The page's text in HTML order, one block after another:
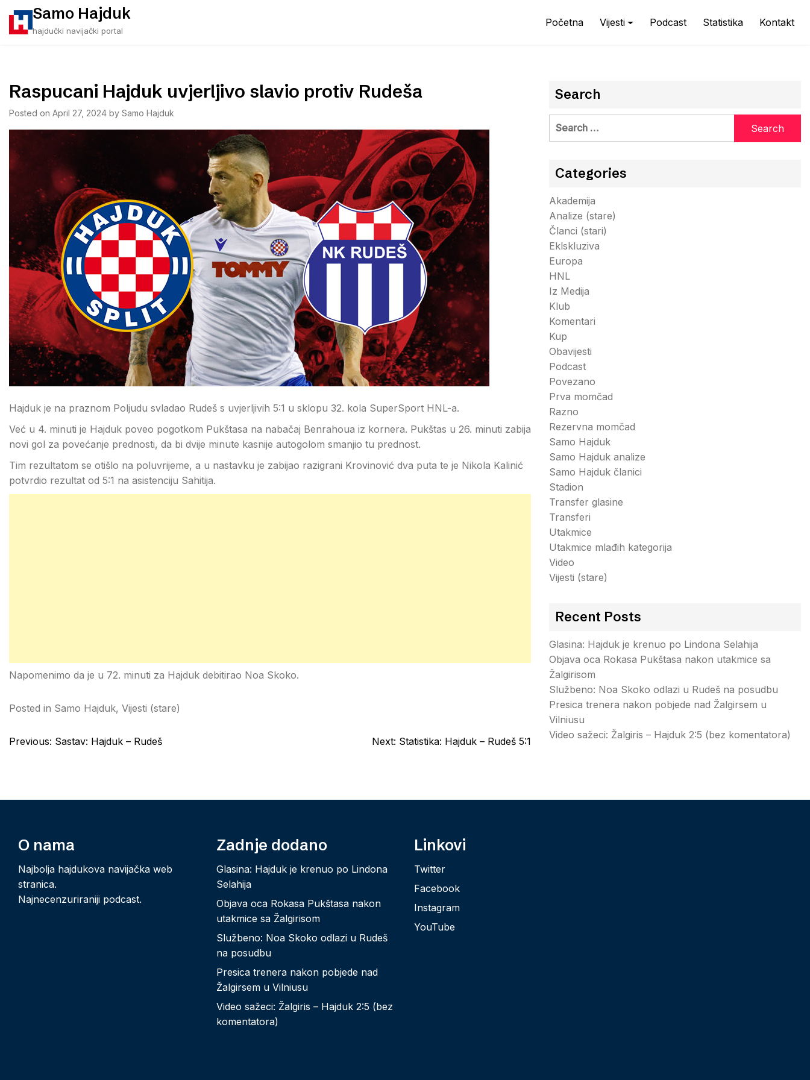
content
Samo Hajduk
hajdučki navijački portal
Početna Vijesti Podcast Statistika Kontakt
Raspucani Hajduk uvjerljivo slavio protiv Rudeša
Posted on April 27, 2024 by Samo Hajduk
Hajduk je na praznom Poljudu svladao Rudeš s uvjerljivih 5:1 u sklopu 32. kola SuperSport HNL-a.
Već u 4. minuti je Hajduk poveo pogotkom Pukštasa na nabačaj Benrahoua iz kornera. Pukštas u 26. minuti zabija
novi gol za povećanje prednosti, da bi dvije minute kasnije autogolom smanjio tu prednost.
Tim rezultatom se otišlo na poluvrijeme, a u nastavku je zabijao razigrani Krovinović dva puta te je Nikola Kalinić
potvrdio rezultat od 5:1 na asistenciju Sahitija.
Napomenimo da je u 72. minuti za Hajduk debitirao Noa Skoko.
Posted in Samo Hajduk, Vijesti (stare)
Post
Previous: Sastav: Hajduk – Rudeš Next: Statistika: Hajduk – Rudeš 5:1
Search
Search
Categories
Akademija
Analize (stare)
Članci (stari)
Eklskluziva
Europa
HNL
Iz Medija
Klub
Komentari
Kup
Obavijesti
Podcast
Povezano
Prva momčad
Razno
Rezervna momčad
Samo Hajduk
Samo Hajduk analize
Samo Hajduk članici
Stadion
Transfer glasine
Transferi
Utakmice
Utakmice mlađih kategorija
Video
Vijesti (stare)
Recent Posts
Glasina: Hajduk je krenuo po Lindona Selahija
Objava oca Rokasa Pukštasa nakon utakmice sa
Žalgirisom
Službeno: Noa Skoko odlazi u Rudeš na posudbu
Presica trenera nakon pobjede nad Žalgirsem u
Vilniusu
Video sažeci: Žalgiris – Hajduk 2:5 (bez komentatora)
O nama
Najbolja hajdukova navijačka web
stranica.
Najnecenzuriraniji podcast.
Zadnje dodano
Glasina: Hajduk je krenuo po Lindona
Selahija
Objava oca Rokasa Pukštasa nakon
utakmice sa Žalgirisom
Službeno: Noa Skoko odlazi u Rudeš
na posudbu
Presica trenera nakon pobjede nad
Žalgirsem u Vilniusu
Video sažeci: Žalgiris – Hajduk 2:5 (bez
komentatora)
Linkovi
Twitter
Facebook
Instagram
YouTube